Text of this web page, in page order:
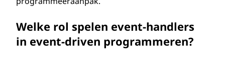
Welke rol spelen event-handlers
in event-driven programmeren?